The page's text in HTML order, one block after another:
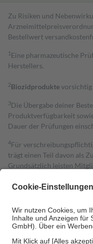
Zu Risiken und
Bestell­wert
1 Eine pharmazeutische
Herstellers.
2Biozidproduktevorsichtig
3Die Übergabe deiner
Produktverfügbarkeit
Dauer der Prüfungen
4Für
trägt einen Teil davon als
Grundsätzlich leisten
Diese Regeln gelten
Um das Engagement der
• Kindern und
• Untersuchungen zur
• empfohlenen